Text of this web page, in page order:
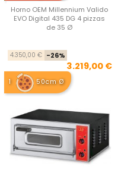
Horno OEM Millennium Valido
EVO Digital 435 DG 4 pizzas
de 35 Ø
4.350,00 € -26%
3.219,00 €
1 50cm Ø